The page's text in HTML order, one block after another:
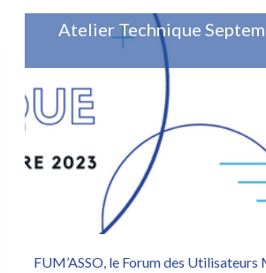
Atelier Technique
FUM’ASSO, le Forum des